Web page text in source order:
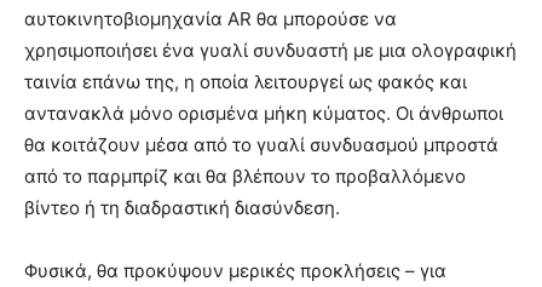
αυτοκινητοβιομηχανία AR θα μπορούσε να
χρησιμοποιήσει ένα γυαλί συνδυαστή με μια ολογραφική
ταινία επάνω της, η οποία λειτουργεί ως φακός και
αντανακλά μόνο ορισμένα μήκη κύματος. Οι άνθρωποι
θα κοιτάζουν μέσα από το γυαλί συνδυασμού μπροστά
από το παρμπρίζ και θα βλέπουν το προβαλλόμενο
βίντεο ή τη διαδραστική διασύνδεση.
Φυσικά, θα προκύψουν μερικές προκλήσεις – για